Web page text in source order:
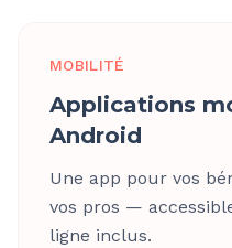
MOBILITÉ
Applications
Android
Une app pour vos
vos pros —
ligne inclus.